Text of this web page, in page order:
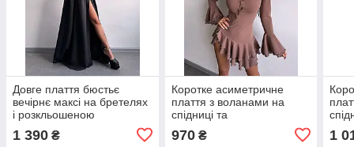
Довге плаття бюстьє
вечірнє максі на бретелях
і розкльошеною
66py5679Е
1 390 ₴
Коротке асиметричне
плаття з воланами на
спідниці та
розкльошеними рукавами
(р. S, M) 66py6058Е
970₴ 1